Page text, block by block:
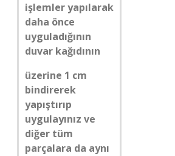
işlemler yapılarak
daha önce
uyguladığının
duvar kağıdının
üzerine 1 cm
bindirerek
yapıştırıp
uygulayınız ve
diğer tüm
parçalara da aynı